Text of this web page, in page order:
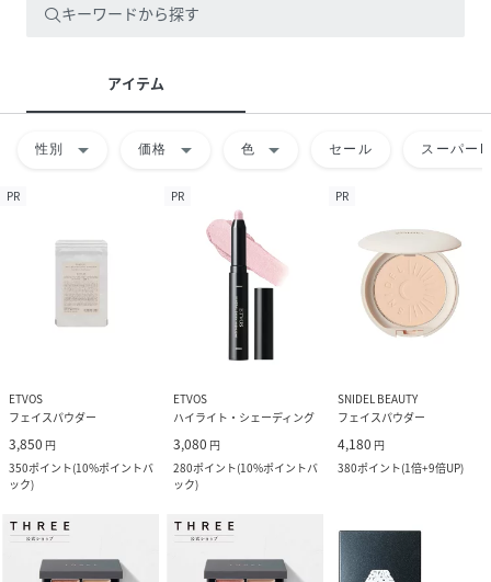
キーワードから探す
アイテム
性別 arrow_drop_down 価格 arrow_drop_down 色 arrow_drop_down セール スーパー
PR
ETVOS
フェイスパウダー
3,850 円
350ポイント(10%ポイントバ
ック)
PR
ETVOS
ハイライト・シェーディング
3,080 円
280ポイント(10%ポイントバ
ック)
PR
SNIDEL BEAUTY
フェイスパウダー
4,180 円
380ポイント(1倍+9倍UP)